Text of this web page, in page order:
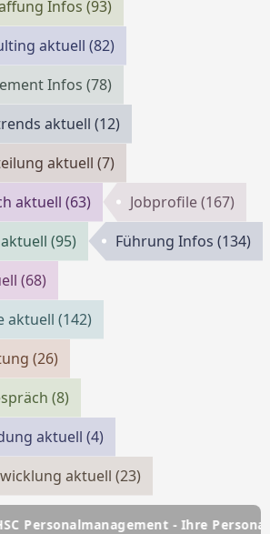
Infos(93)
aktuell(82)
Infos(78)
aktuell(12)
aktuell(7)
aktuell(63) Jobprofile(167)
(95) Führung Infos(134)
(68)
aktuell(142)
(26)
(8)
aktuell(4)
aktuell(23)
- Ihre